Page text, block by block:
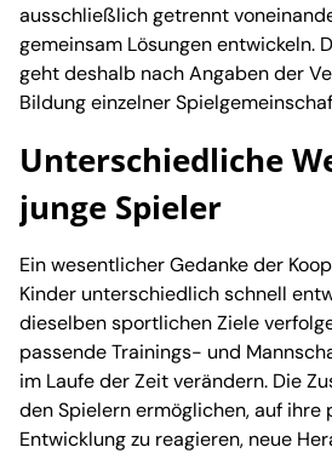
ausschließlich getrennt
gemeinsam Lösungen entwickeln.
geht deshalb nach Angaben der
Bildung einzelner
Unterschiedliche
junge Spieler
Ein wesentlicher Gedanke der
Kinder unterschiedlich schnell
dieselben sportlichen Ziele
passende Trainings- und
im Laufe der Zeit verändern. Die
den Spielern ermöglichen, auf ihre
Entwicklung zu reagieren, neue